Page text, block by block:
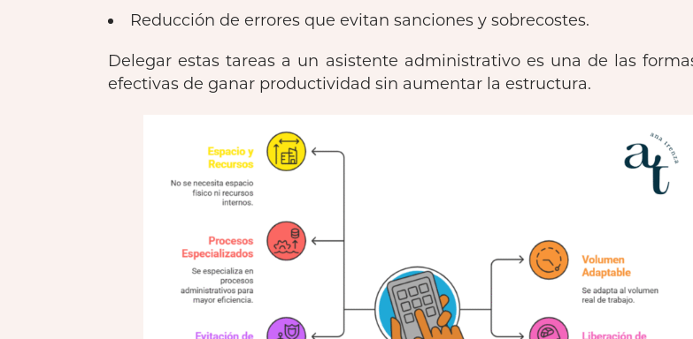
Reducción de errores que evitan sanciones y sobrecostes.
Delegar estas tareas a un asistente administrativo es una de las
efectivas de ganar productividad sin aumentar la estructura.